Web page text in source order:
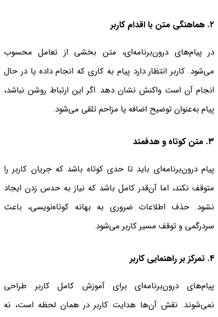
۲. هماهنگی متن با اقدام کاربر
در پیام‌های درون‌برنامه‌ای، متن بخشی از تعامل محسوب
می‌شود. کاربر انتظار دارد پیام به کاری که انجام داده یا در حال
انجام آن است واکنش نشان دهد. اگر این ارتباط روشن نباشد،
پیام به‌عنوان توضیح اضافه یا مزاحم تلقی می‌شود.
۳. متن کوتاه و هدفمند
پیام درون‌برنامه‌ای باید تا حدی کوتاه باشد که جریان کاربر را
متوقف نکند، اما آن‌قدر کامل باشد که نیاز به حدس زدن ایجاد
نشود. حذف اطلاعات ضروری به بهانه کوتاه‌نویسی، باعث
سردرگمی و توقف مسیر کاربر می‌شود.
۴. تمرکز بر راهنمایی کاربر
پیام‌های درون‌برنامه‌ای برای آموزش کامل کاربر طراحی
نمی‌شوند. نقش آن‌ها هدایت کاربر در همان لحظه است، نه